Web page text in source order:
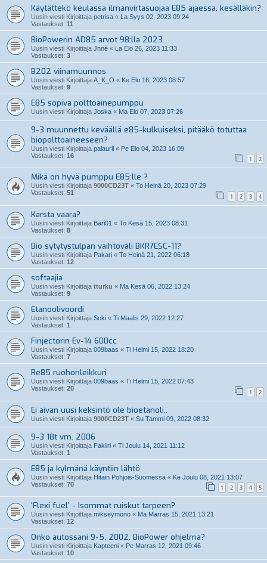
Käytättekö keulassa ilmanvirtasuojaa E85 ajaessa, kesälläkin?
Uusin viesti Kirjoittaja petrisa « La Syys 02, 2023 09:24
Vastaukset: 11
BioPowerin AD85 arvot 98:lla 2023
Uusin viesti Kirjoittaja Jnne « La Elo 26, 2023 11:33
Vastaukset: 3
B202 viinamuunnos
Uusin viesti Kirjoittaja A_K_O « Ke Elo 16, 2023 08:57
Vastaukset: 9
E85 sopiva polttoainepumppu
Uusin viesti Kirjoittaja Joska « Ma Elo 07, 2023 07:26
9-3 muunnettu keväällä e85-kulkuiseksi, pitääkö totuttaa
biopolttoaineeseen?
Uusin viesti Kirjoittaja palauril « Pe Elo 04, 2023 16:09
Vastaukset: 16 1 2
Mikä on hyvä pumppu E85:lle ?
Uusin viesti Kirjoittaja 9000CD23T « To Heinä 20, 2023 07:29
Vastaukset: 51 1 2 3 4
Karsta vaara?
Uusin viesti Kirjoittaja Bäri01 « To Kesä 15, 2023 08:31
Vastaukset: 8
Bio sytytystulpan vaihtoväli BKR7ESC-11?
Uusin viesti Kirjoittaja Pakari « To Heinä 21, 2022 06:18
Vastaukset: 12
softaajia
Uusin viesti Kirjoittaja tturku « Ma Kesä 06, 2022 13:24
Vastaukset: 9
Etanoolivoordi
Uusin viesti Kirjoittaja Soki « Ti Maalis 29, 2022 12:27
Vastaukset: 1
Finjectorin Ev-14 600cc
Uusin viesti Kirjoittaja 009baas « Ti Helmi 15, 2022 18:20
Vastaukset: 7
Re85 ruohonleikkuri
Uusin viesti Kirjoittaja 009baas « Ti Helmi 15, 2022 07:43
Vastaukset: 20 1 2
Ei aivan uusi keksintö ole bioetanoli..
Uusin viesti Kirjoittaja 9000CD23T « Su Tammi 09, 2022 08:32
9-3 18t vm. 2006
Uusin viesti Kirjoittaja Fakiiri « Ti Joulu 14, 2021 11:12
Vastaukset: 1
E85 ja kylmänä käyntiin lähtö
Uusin viesti Kirjoittaja Hitain Pohjois-Suomessa « Ke Joulu 08, 2021 13:07
Vastaukset: 70 1 2 3 4 5
'Flexi fuel' - Isommat ruiskut tarpeen?
Uusin viesti Kirjoittaja mikseymono « Ma Marras 15, 2021 13:21
Vastaukset: 12
Onko autossani 9-5, 2002, BioPower ohjelma?
Uusin viesti Kirjoittaja Kapteeni « Pe Marras 12, 2021 09:46
Vastaukset: 10